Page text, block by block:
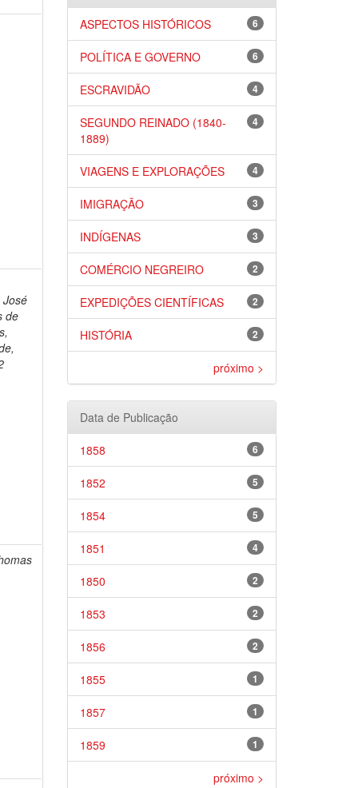
José
de
6
ASPECTOS HISTÓRICOS
6
POLÍTICA E GOVERNO
4
ESCRAVIDÃO
4
SEGUNDO REINADO (1840-
1889)
4
VIAGENS E EXPLORAÇÕES
3
IMIGRAÇÃO
3
INDÍGENAS
2
COMÉRCIO NEGREIRO
2
EXPEDIÇÕES CIENTÍFICAS
2
HISTÓRIA
próximo >
Data de Publicação
6
1858
5
1852
5
1854
4
1851
2
1850
2
1853
2
1856
1
1855
1
1857
1
1859
próximo >